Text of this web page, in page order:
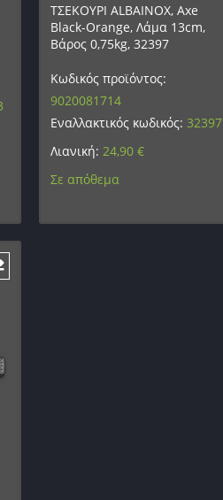
ΤΣΕΚΟΥΡΙ ALBAINOX, Axe
Black-Orange, Λάμα 13cm,
Βάρος 0,75kg, 32397
Κωδικός προϊόντος:
9020081714
Εναλλακτικός κωδικός: 32397
Λιανική: 24,90 €
Σε απόθεμα